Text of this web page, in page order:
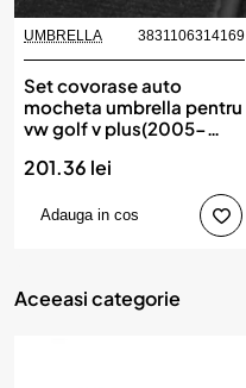
UMBRELLA 3831106314169
Set covorase auto
mocheta umbrella pentru
vw golf v plus(2005-
rotunde
201.36 lei
Adauga in cos
Aceeasi categorie